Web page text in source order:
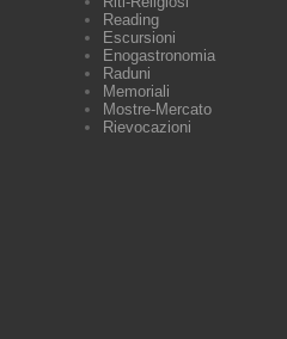
Reading
Escursioni
Enogastronomia
Raduni
Memoriali
Mostre-Mercato
Rievocazioni